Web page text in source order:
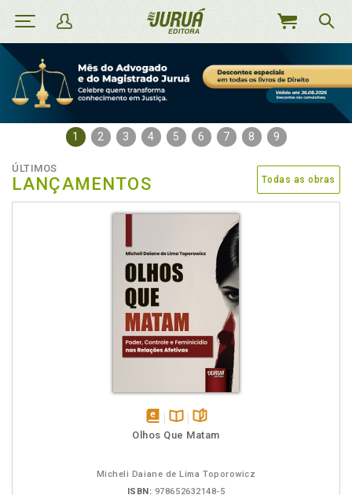
MEU
1 2 3 4 5 6 7 8 9
ÚLTIMOS
LANÇAMENTOS Todas as obras
disponívelDisponível
páginas
Olhos Que Matam
Micheli Daiane de Lima Toporowicz
ISBN: 978652632148-5